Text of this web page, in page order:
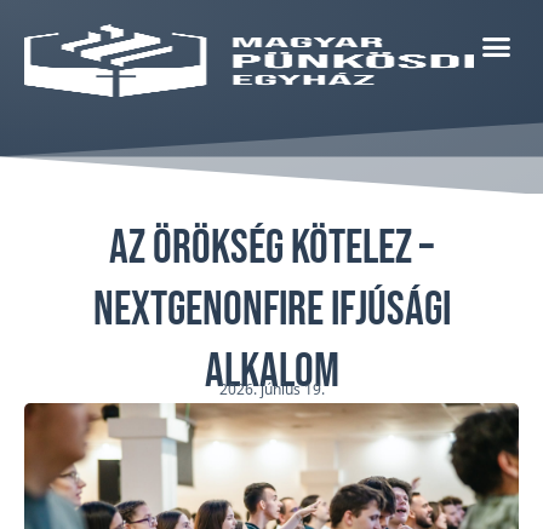
Az örökség kötelez –
NextGenOnFire ifjúsági
alkalom
2026. június 19.